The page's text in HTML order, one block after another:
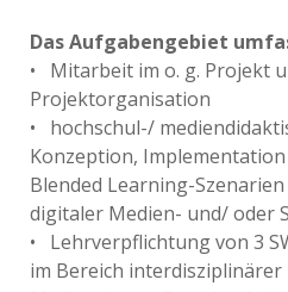
Das Aufgabengebiet
• Mitarbeit im o. g. Projekt
Projektorganisation
• hochschul-/
Konzeption,
Blended Learning-
digitaler Medien- und/ oder
• Lehrverpflichtung von 3
im Bereich